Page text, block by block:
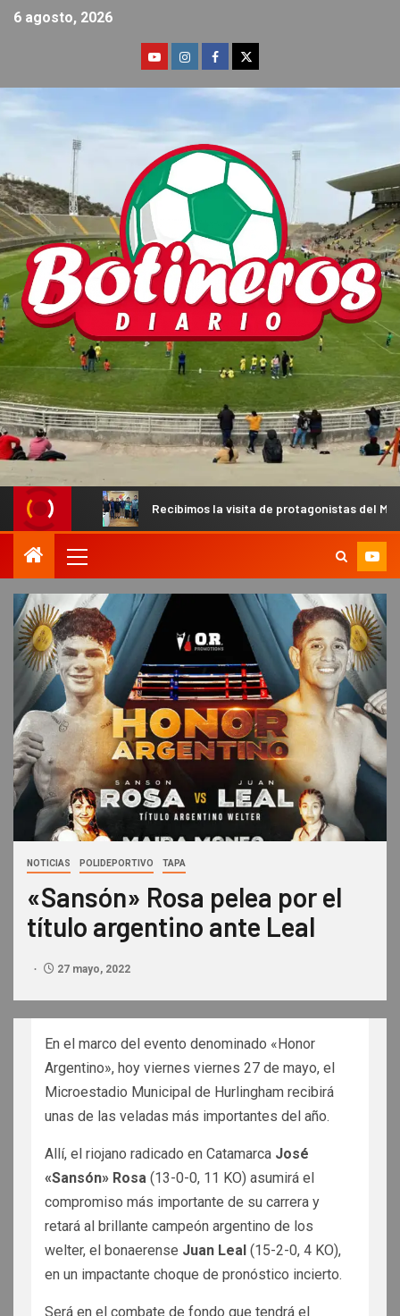
6 agosto, 2026
Recibimos la visita de protagonistas del MX para palpitar la
NOTICIAS POLIDEPORTIVO TAPA
«Sansón» Rosa pelea por el
título argentino ante Leal
27 mayo, 2022
En el marco del evento denominado «Honor
Argentino», hoy viernes viernes 27 de mayo, el
Microestadio Municipal de Hurlingham recibirá
unas de las veladas más importantes del año.
Allí, el riojano radicado en Catamarca José
«Sansón» Rosa (13-0-0, 11 KO) asumirá el
compromiso más importante de su carrera y
retará al brillante campeón argentino de los
welter, el bonaerense Juan Leal (15-2-0, 4 KO),
en un impactante choque de pronóstico incierto.
Será en el combate de fondo que tendrá el